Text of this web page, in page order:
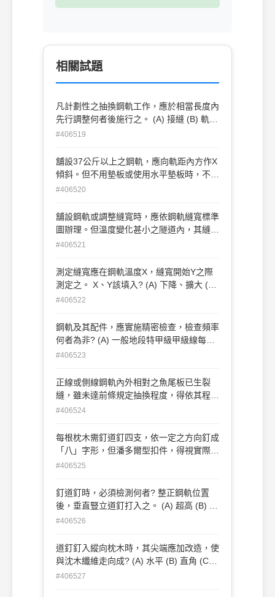
相關試題
凡計劃性之抽換鋼軌工作，應於相當長度內
先行調整何者後施行之。 (A) 接縫 (B) 軌距
#406519
舖設37公斤以上之鋼軌，應向軌距內方作X
傾斜。但不用墊板或使用水平墊板時，不在
此限。 X為? (A) 1/20 (B) 1/30 (C) 1/40
#406520
舖設鋼軌或調整縫寬時，應依鋼軌縫寬標準
圖辦理。但溫度變化甚小之隧道內，其縫寬
以X公厘為準。 X為? (A) 1 (B) 2 (C) 3 (D)
#406521
測定縫寬應在鋼軌溫度X，縫寬開始Y之際
測定之。 X、Y該填入? (A) 下降、擴大 (B)
#406522
鋼軌及其配件，應實施精密檢查，檢查頻率
何者為非? (A) 一般地段特甲級甲級線每年
2次 (B) 一般地段乙級線每年1次 (C) 特殊
1次
#406523
正線或側線鋼軌內外相對之魚尾板已生裂
縫，雖未達前條規定抽換程度，得依其程度
抽換? (A) 一側 (B) 兩側 (C) 一側或兩側
#406524
每根枕木需釘道釘四支，依一定之方向釘成
「八」字形，但潘多爾型扣件，得視實際需
要而定，鋼軌內外之道釘不得正對，應留距
X公厘。 X為? (A) 30 (B) 40 (C) 50 (D) 60
#406525
釘道釘時，必須檢測何者? 整正鋼軌位置
後，垂直豎立道釘打入之。 (A) 超高 (B) 軌
#406526
道釘釘入縱向枕木時，其尖端應加改造，使
與沈木纖維走向成? (A) 水平 (B) 直角 (C)
斜角 (D) 無特定
#406527